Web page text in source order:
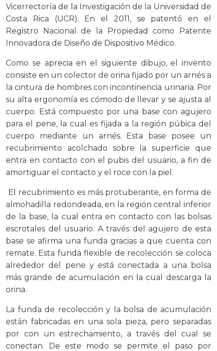
Vicerrectoría de la Investigación de la Universidad de
Costa Rica (UCR). En el 2011, se patentó en el
Registro Nacional de la Propiedad como Patente
Innovadora de Diseño de Dispositivo Médico.
Como se aprecia en el siguiente dibujo, el invento
consiste en un colector de orina fijado por un arnés a
la cintura de hombres con incontinencia urinaria. Por
su alta ergonomía es cómodo de llevar y se ajusta al
cuerpo. Está compuesto por una base con agujero
para el pene, la cual es fijada a la región púbica del
cuerpo mediante un arnés. Esta base posee un
recubrimiento acolchado sobre la superficie que
entra en contacto con el pubis del usuario, a fin de
amortiguar el contacto y el roce con la piel.
El recubrimiento es más protuberante, en forma de
almohadilla redondeada, en la región central inferior
de la base, la cual entra en contacto con las bolsas
escrotales del usuario. A través del agujero de esta
base se afirma una funda gracias a que cuenta con
remate. Esta funda flexible de recolección se coloca
alrededor del pene y está conectada a una bolsa
más grande de acumulación en la cual descarga la
orina.
La funda de recolección y la bolsa de acumulación
están fabricadas en una sola pieza, pero separadas
por con un estrechamiento, a través del cual se
conectan. De este modo se permite el paso por